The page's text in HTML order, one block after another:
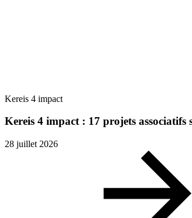
Kereis 4 impact
Kereis 4 impact : 17 projets associatifs
28 juillet 2026